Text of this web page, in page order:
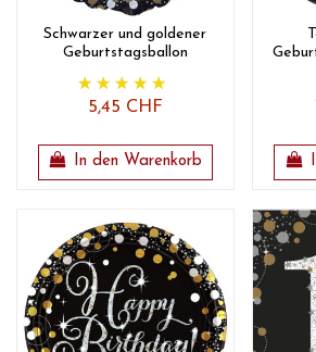
Schwarzer und goldener
Geburtstagsballon
5,45 CHF
In den Warenkorb